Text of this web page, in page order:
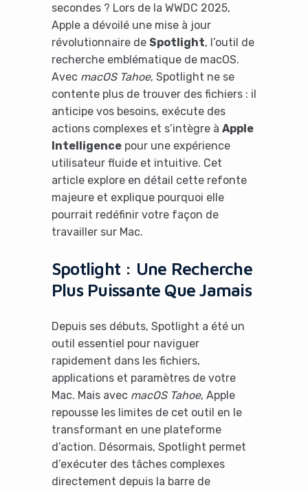
secondes ? Lors de la WWDC 2025,
Apple a dévoilé une mise à jour
révolutionnaire de Spotlight, l’outil de
recherche emblématique de macOS.
Avec macOS Tahoe, Spotlight ne se
contente plus de trouver des fichiers : il
anticipe vos besoins, exécute des
actions complexes et s’intègre à Apple
Intelligencepour une expérience
utilisateur fluide et intuitive. Cet
article explore en détail cette refonte
majeure et explique pourquoi elle
pourrait redéfinir votre façon de
travailler sur Mac.
Spotlight : Une Recherche
Plus Puissante Que Jamais
Depuis ses débuts, Spotlight a été un
outil essentiel pour naviguer
rapidement dans les fichiers,
applications et paramètres de votre
Mac. Mais avec macOS Tahoe, Apple
repousse les limites de cet outil en le
transformant en une plateforme
d’action. Désormais, Spotlight permet
d’exécuter des tâches complexes
directement depuis la barre de